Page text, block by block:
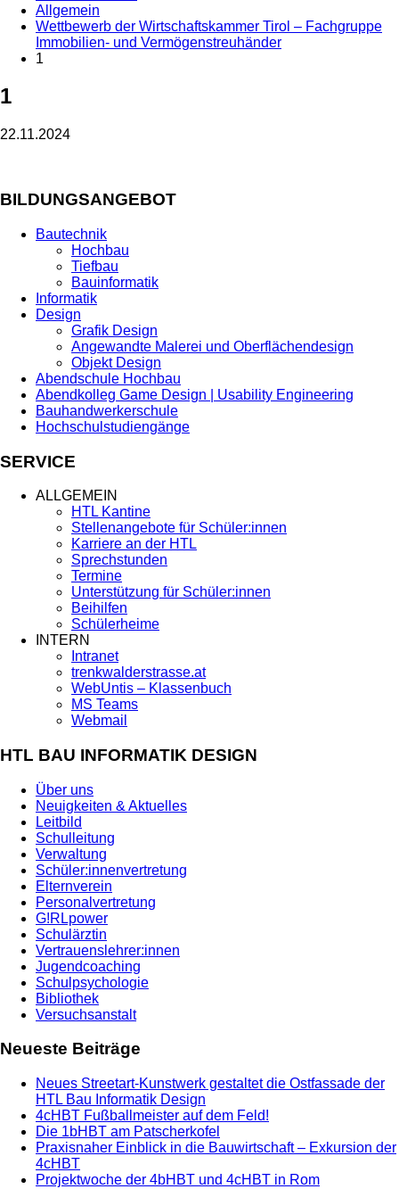
Allgemein
Wettbewerb der Wirtschaftskammer Tirol – Fachgruppe
Immobilien- und Vermögenstreuhänder
1
1
22.11.2024
BILDUNGSANGEBOT
Bautechnik
Hochbau
Tiefbau
Bauinformatik
Informatik
Design
Grafik Design
Angewandte Malerei und Oberflächendesign
Objekt Design
Abendschule Hochbau
Abendkolleg Game Design | Usability Engineering
Bauhandwerkerschule
Hochschulstudiengänge
SERVICE
ALLGEMEIN
HTL Kantine
Stellenangebote für Schüler:innen
Karriere an der HTL
Sprechstunden
Termine
Unterstützung für Schüler:innen
Beihilfen
Schülerheime
INTERN
Intranet
trenkwalderstrasse.at
WebUntis – Klassenbuch
MS Teams
Webmail
HTL BAU INFORMATIK DESIGN
Über uns
Neuigkeiten & Aktuelles
Leitbild
Schulleitung
Verwaltung
Schüler:innenvertretung
Elternverein
Personalvertretung
G!RLpower
Schulärztin
Vertrauenslehrer:innen
Jugendcoaching
Schulpsychologie
Bibliothek
Versuchsanstalt
Neueste Beiträge
Neues Streetart-Kunstwerk gestaltet die Ostfassade der
HTL Bau Informatik Design
4cHBT Fußballmeister auf dem Feld!
Die 1bHBT am Patscherkofel
Praxisnaher Einblick in die Bauwirtschaft – Exkursion der
4cHBT
Projektwoche der 4bHBT und 4cHBT in Rom